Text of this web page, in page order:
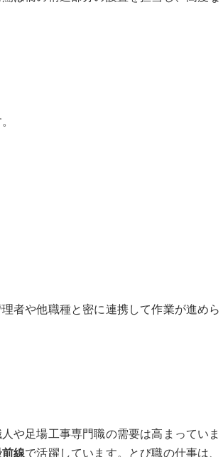
者や他職種と密に連携して作業が進めら
や足場工事専門職の需要は高まっていま
線で活躍しています。とび職の仕事は、